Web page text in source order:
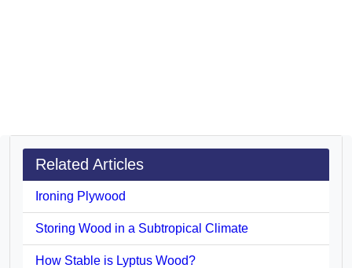
Related Articles
Ironing Plywood
Storing Wood in a Subtropical Climate
How Stable is Lyptus Wood?